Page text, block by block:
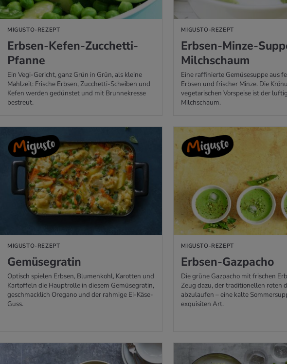
MIGUSTO-REZEPT
Erb­sen-Kefen-Zuc­chet­ti-
Pfan­ne
Ein Vegi-Gericht, ganz Grün in Grün, als kleine
Mahlzeit: Frische Erbsen, Zucchetti-Scheiben und
Kefen werden gedünstet und mit Brunnekresse
bestreut.
MIGUSTO-REZEPT
Erb­sen-Minze-
Milch­schaum
Eine raffinierte Gemüsesuppe aus
Erbsen und frischer Minze. Die
vegetarischen Vorspeise ist der
Milchschaum.
MIGUSTO-REZEPT
Ge­mü­se­gra­tin
Optisch spielen Erbsen, Blumenkohl, Karotten und
Kartoffeln die Hauptrolle in diesem Gemüsegratin,
geschmacklich Oregano und der rahmige Ei-Käse-
Guss.
REZEPT
MIGUSTO-REZEPT
Erb­sen-Gaz­pa­cho
Die grüne Gazpacho mit frischen
Zeug dazu, der traditionellen roten
abzulaufen – eine kalte
exquisiten Art.